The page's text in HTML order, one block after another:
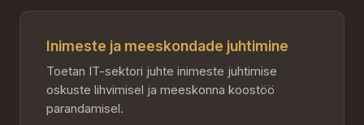
Inimeste ja meeskondade juhtimine
Toetan IT-sektori juhte inimeste juhtimise
oskuste lihvimisel ja meeskonna koostöö
parandamisel.